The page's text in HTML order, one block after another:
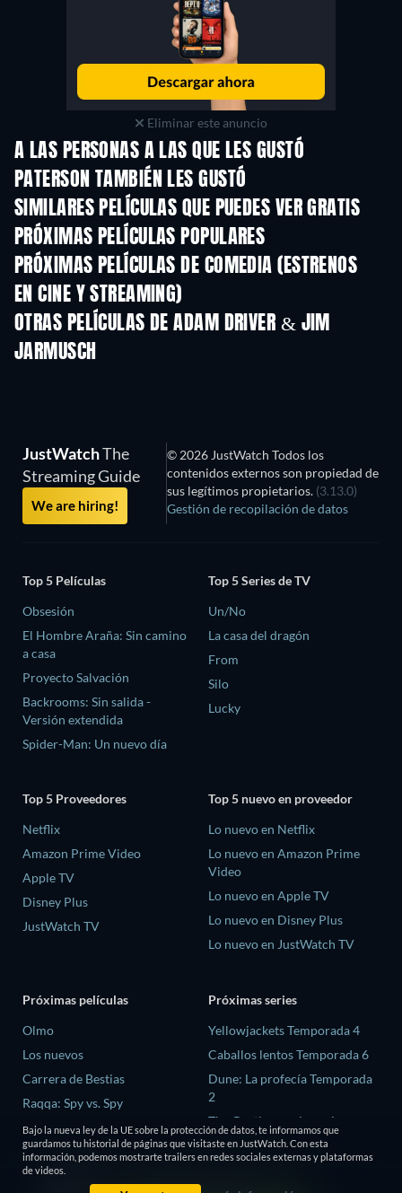
Eliminar este anuncio
A LAS PERSONAS A LAS QUE LES GUSTÓ
PATERSON TAMBIÉN LES GUSTÓ
SIMILARES PELÍCULAS QUE PUEDES VER GRATIS
PRÓXIMAS PELÍCULAS POPULARES
PRÓXIMAS PELÍCULAS DE COMEDIA (ESTRENOS
EN CINE Y STREAMING)
OTRAS PELÍCULAS DE ADAM DRIVER & JIM
JARMUSCH
JustWatchThe
Streaming Guide
We are hiring!
© 2026 JustWatch Todos los
contenidos externos son propiedad de
sus legítimos propietarios. (3.13.0)
Gestión de recopilación de datos
Top 5 Películas
Obsesión
El Hombre Araña: Sin camino
a casa
Proyecto Salvación
Backrooms: Sin salida -
Versión extendida
Spider-Man: Un nuevo día
Top 5 Series de TV
Un/No
La casa del dragón
From
Silo
Lucky
Top 5 Proveedores
Netflix
Amazon Prime Video
Apple TV
Disney Plus
JustWatch TV
Top 5 nuevo en proveedor
Lo nuevo en Netflix
Lo nuevo en Amazon Prime
Video
Lo nuevo en Apple TV
Lo nuevo en Disney Plus
Lo nuevo en JustWatch TV
Próximas películas
Olmo
Los nuevos
Carrera de Bestias
Raqqa: Spy vs. Spy
La última casa
Próximas series
Yellowjackets Temporada 4
Caballos lentos Temporada 6
Dune: La profecía Temporada
2
The Gentlemen: La serie
Temporada 2
El amor es ciego: Reino Unido
Bajo la nueva ley de la UE sobre la protección de datos, te informamos que
guardamos tu historial de páginas que visitaste en JustWatch. Con esta
información, podemos mostrarte trailers en redes sociales externas y plataformas
de videos.